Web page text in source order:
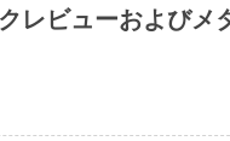
レビューおよびメ